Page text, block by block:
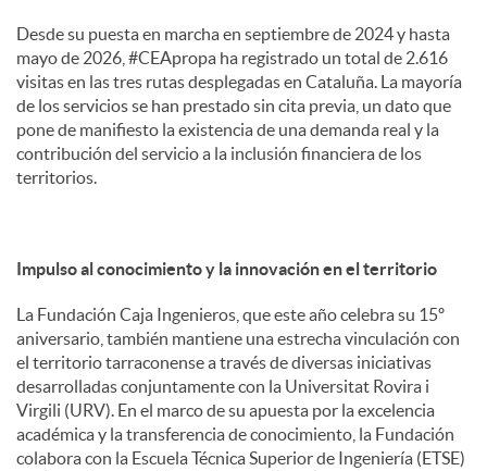
Desde su puesta en marcha en septiembre de 2024 y hasta
mayo de 2026, #CEApropa ha registrado un total de 2.616
visitas en las tres rutas desplegadas en Cataluña. La mayoría
de los servicios se han prestado sin cita previa, un dato que
pone de manifiesto la existencia de una demanda real y la
contribución del servicio a la inclusión financiera de los
territorios.
Impulso al conocimiento y la innovación en el territorio
La Fundación Caja Ingenieros, que este año celebra su 15º
aniversario, también mantiene una estrecha vinculación con
el territorio tarraconense a través de diversas iniciativas
desarrolladas conjuntamente con la Universitat Rovira i
Virgili (URV). En el marco de su apuesta por la excelencia
académica y la transferencia de conocimiento, la Fundación
colabora con la Escuela Técnica Superior de Ingeniería (ETSE)